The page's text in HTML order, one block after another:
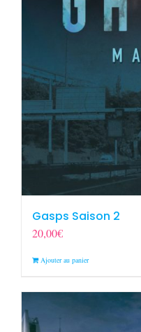
Gasps Saison 2
20,00€
Ajouter au panier